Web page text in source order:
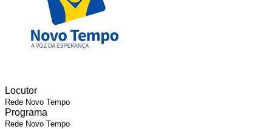
Locutor
Rede Novo Tempo
Programa
Rede Novo Tempo